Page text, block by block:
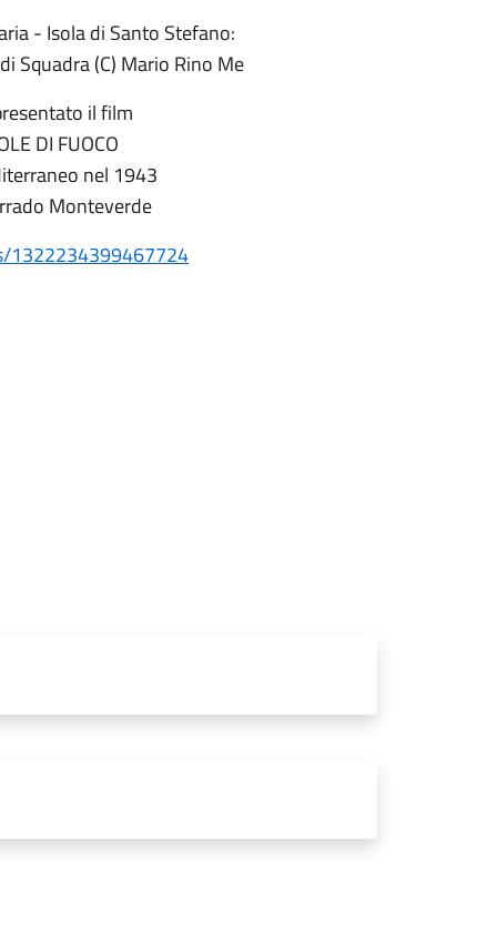
- Isola di Santo Stefano:
Squadra (C) Mario Rino Me
il film
DI FUOCO
nel 1943
Monteverde
1322234399467724